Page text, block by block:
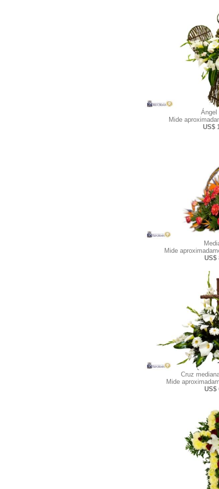
Ángel
Mide
US$
Mide
US$
Cruz
Mide
US$